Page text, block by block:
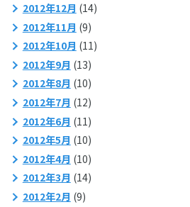
2012年12月 (14)
2012年11月 (9)
2012年10月 (11)
2012年9月 (13)
2012年8月 (10)
2012年7月 (12)
2012年6月 (11)
2012年5月 (10)
2012年4月 (10)
2012年3月 (14)
2012年2月 (9)